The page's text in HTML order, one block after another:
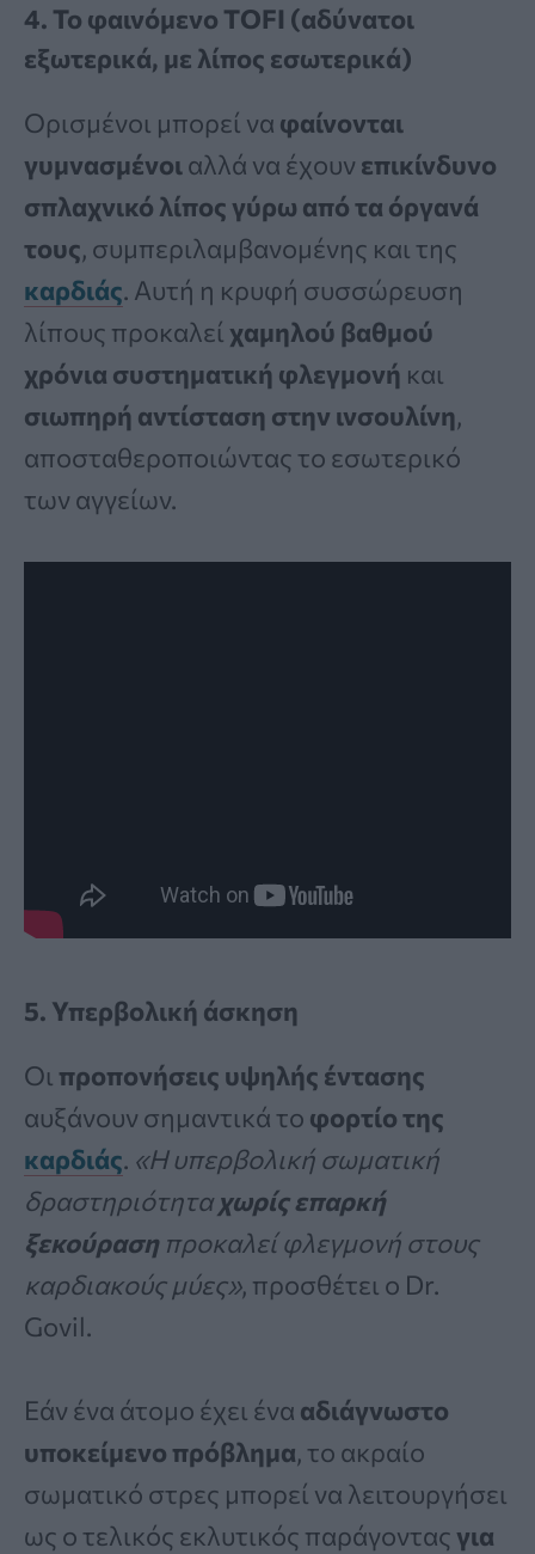
4. Το φαινόμενο TOFI (αδύνατοι
εξωτερικά, με λίπος εσωτερικά)
Ορισμένοι μπορεί να φαίνονται
γυμνασμένοιαλλά να έχουν επικίνδυνο
σπλαχνικό λίπος γύρω από τα όργανά
τους, συμπεριλαμβανομένης και της
καρδιάς. Αυτή η κρυφή συσσώρευση
λίπους προκαλεί χαμηλού βαθμού
χρόνια συστηματική φλεγμονή και
σιωπηρή αντίσταση στην ινσουλίνη,
αποσταθεροποιώντας το εσωτερικό
των αγγείων.
5. Υπερβολική άσκηση
Οι προπονήσεις υψηλής έντασης
αυξάνουν σημαντικά το φορτίο της
καρδιάς. «Η υπερβολική σωματική
δραστηριότητα χωρίς επαρκή
ξεκούρασηπροκαλεί φλεγμονή στους
καρδιακούς μύες», προσθέτει ο Dr.
Govil.
Εάν ένα άτομο έχει ένα αδιάγνωστο
υποκείμενο πρόβλημα, το ακραίο
σωματικό στρες μπορεί να λειτουργήσει
ως ο τελικός εκλυτικός παράγονταςγια